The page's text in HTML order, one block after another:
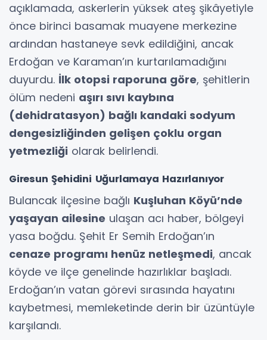
açıklamada, askerlerin yüksek ateş şikâyetiyle
önce birinci basamak muayene merkezine
ardından hastaneye sevk edildiğini, ancak
Erdoğan ve Karaman’ın kurtarılamadığını
duyurdu. İlk otopsi raporuna göre, şehitlerin
ölüm nedeni aşırı sıvı kaybına
(dehidratasyon) bağlı kandaki sodyum
dengesizliğinden gelişen çoklu organ
yetmezliği olarak belirlendi.
Giresun Şehidini Uğurlamaya Hazırlanıyor
Bulancak ilçesine bağlı Kuşluhan Köyü’nde
yaşayan ailesine ulaşan acı haber, bölgeyi
yasa boğdu. Şehit Er Semih Erdoğan’ın
cenaze programı henüz netleşmedi, ancak
köyde ve ilçe genelinde hazırlıklar başladı.
Erdoğan’ın vatan görevi sırasında hayatını
kaybetmesi, memleketinde derin bir üzüntüyle
karşılandı.